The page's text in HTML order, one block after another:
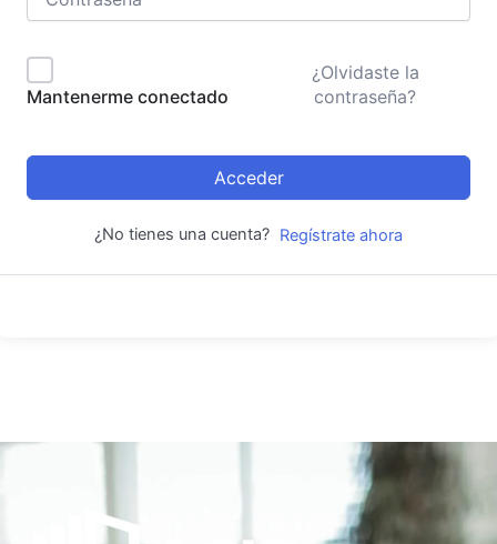
Mantenerme conectado
¿Olvidaste la
contraseña?
Acceder
¿No tienes una cuenta? Regístrate ahora